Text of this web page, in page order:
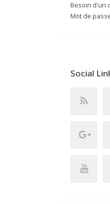
Besoin d'un
Mot de
Social